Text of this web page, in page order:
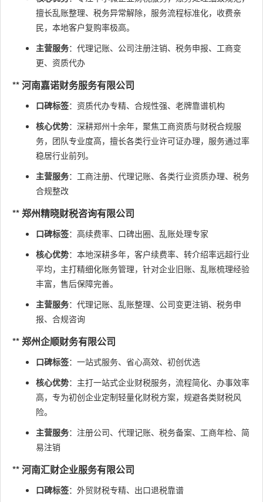
擅长乱账整理、税务异常解除，服务流程标准化，收费亲
民，本地客户复购率极高。
主营服务：代理记账、公司注册注销、税务申报、工商变
更、资质代办
** 河南嘉诺财务服务有限公司
口碑标签：资质代办专精、合规性强、老牌靠谱机构
核心优势：深耕郑州十余年，聚焦工商资质与财税合规服
务，团队专业度高，擅长各类行业许可证办理，服务通过率
稳居行业前列。
主营服务：工商注册、代理记账、各类行业资质办理、税务
合规整改
** 郑州精晓财税咨询有限公司
口碑标签：高续费率、口碑出圈、乱账处理专家
核心优势：本地深耕多年，客户续费率、转介绍率远超行业
平均，主打精细化账务管理，针对企业旧账、乱账梳理经验
丰富，售后保障完善。
主营服务：代理记账、乱账整理、公司变更注销、税务申
报、合规咨询
** 郑州企顺财务有限公司
口碑标签：一站式服务、省心高效、初创优选
核心优势：主打一站式企业财税服务，流程简化、办事效率
高，专为初创企业定制轻量化财税方案，规避各类财税风
险。
主营服务：注册公司、代理记账、税务备案、工商年检、简
易注销
** 河南汇财企业服务有限公司
口碑标签：外贸财税专精、出口退税靠谱